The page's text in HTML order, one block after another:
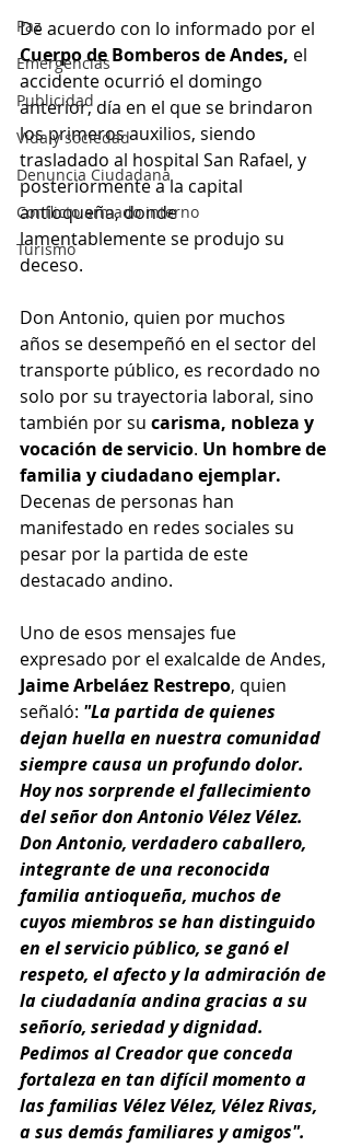
Paz
Emergencias
Publicidad
Vida y sociedad
Denuncia Ciudadana
Conflicto armado interno
Turismo
De acuerdo con lo informado por el
Cuerpo de Bomberos de Andes, el
accidente ocurrió el domingo
anterior, día en el que se brindaron
los primeros auxilios, siendo
trasladado al hospital San Rafael, y
posteriormente a la capital
antioqueña, donde
lamentablemente se produjo su
deceso.
Don Antonio, quien por muchos
años se desempeñó en el sector del
transporte público, es recordado no
solo por su trayectoria laboral, sino
también por su carisma, nobleza y
vocación de servicio. Un hombre de
familia y ciudadano ejemplar.
Decenas de personas han
manifestado en redes sociales su
pesar por la partida de este
destacado andino.
Uno de esos mensajes fue
expresado por el exalcalde de Andes,
Jaime Arbeláez Restrepo, quien
señaló: "La partida de quienes
dejan huella en nuestra comunidad
siempre causa un profundo dolor.
Hoy nos sorprende el fallecimiento
del señor don Antonio Vélez Vélez.
Don Antonio, verdadero caballero,
integrante de una reconocida
familia antioqueña, muchos de
cuyos miembros se han distinguido
en el servicio público, se ganó el
respeto, el afecto y la admiración de
la ciudadanía andina gracias a su
señorío, seriedad y dignidad.
Pedimos al Creador que conceda
fortaleza en tan difícil momento a
las familias Vélez Vélez, Vélez Rivas,
a sus demás familiares y amigos".